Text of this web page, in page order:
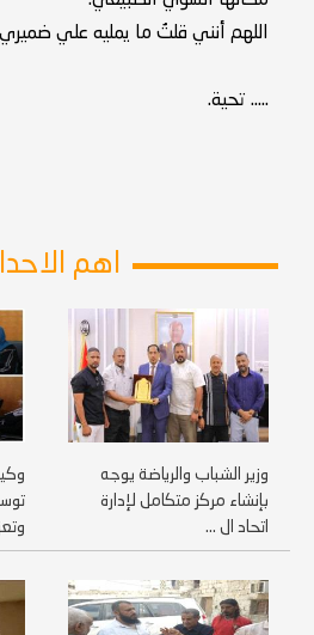
اللهم أنني قلتُ ما يمليه علي
..... تحية.
اهم
وزير الشباب والرياضة يوجه
بإنشاء مركز متكامل لإدارة
اتحاد ال ...